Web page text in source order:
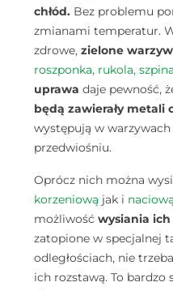
chłód. Bez problemu
zmianami temperatur.
zdrowe, zielone
roszponka, rukola,
uprawa daje pewność,
będą zawierały metali
występują w
przedwiośniu.
Oprócz nich można
korzeniową jak i
możliwość wysiania
zatopione w specjalnej
odległościach, nie
ich rozstawą. To